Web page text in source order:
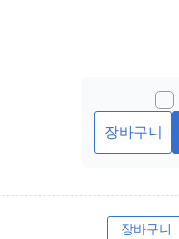
장바구니
장바구니